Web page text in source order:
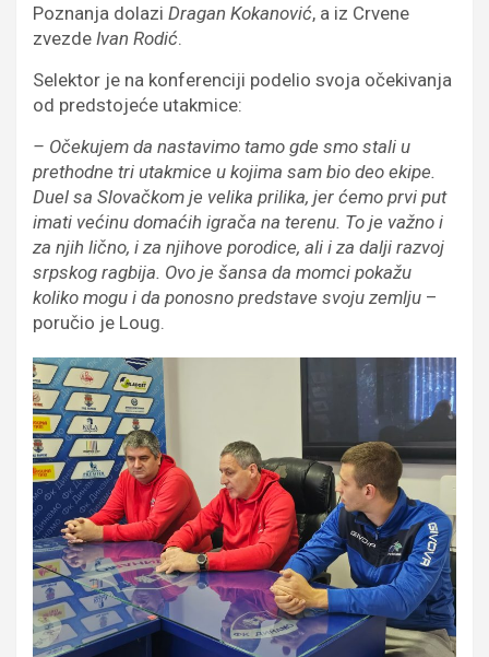
Poznanja dolazi Dragan Kokanović, a iz Crvene
zvezde Ivan Rodić.
Selektor je na konferenciji podelio svoja očekivanja
od predstojeće utakmice:
– Očekujem da nastavimo tamo gde smo stali u
prethodne tri utakmice u kojima sam bio deo ekipe.
Duel sa Slovačkom je velika prilika, jer ćemo prvi put
imati većinu domaćih igrača na terenu. To je važno i
za njih lično, i za njihove porodice, ali i za dalji razvoj
srpskog ragbija. Ovo je šansa da momci pokažu
koliko mogu i da ponosno predstave svoju zemlju –
poručio je Loug.